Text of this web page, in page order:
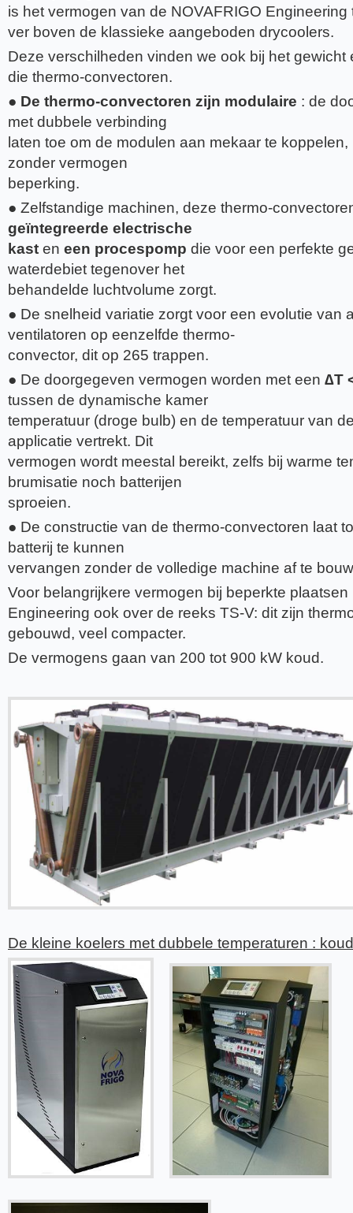
is het vermogen van de NOVAFRIGO
ver boven de klassieke aangeboden drycoolers.
Deze verschilheden vinden we ook bij het gewicht
die thermo-convectoren.
● De thermo-convectoren zijn modulaire : de
met dubbele verbinding
laten toe om de modulen aan mekaar te
zonder vermogen
beperking.
● Zelfstandige machinen, deze thermo-
geïntegreerde electrische
kast en een procespomp die voor een perfekte
waterdebiet tegenover het
behandelde luchtvolume zorgt.
● De snelheid variatie zorgt voor een evolutie van
ventilatoren op eenzelfde thermo-
convector, dit op 265 trappen.
● De doorgegeven vermogen worden met een ∆T
tussen de dynamische kamer
temperatuur (droge bulb) en de temperatuur van
applicatie vertrekt. Dit
vermogen wordt meestal bereikt, zelfs bij warme
brumisatie noch batterijen
sproeien.
● De constructie van de thermo-convectoren laat
batterij te kunnen
vervangen zonder de volledige machine af te
Voor belangrijkere vermogen bij beperkte
Engineering ook over de reeks TS-V: dit zijn
gebouwd, veel compacter.
De vermogens gaan van 200 tot 900 kW koud.
De kleine koelers met dubbele temperaturen :